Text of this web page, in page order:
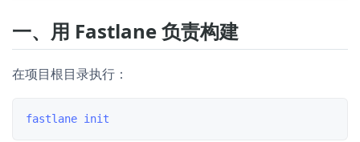
一、用 Fastlane 负责构建
在项目根目录执行：